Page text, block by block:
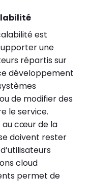
est
une
répartis sur
développement
de modifier des
le service.
au cœur de la
doivent rester
cloud
permet de